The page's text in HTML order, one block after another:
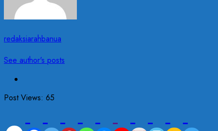
redaksiarahbanua
See author's posts
Post Views: 65